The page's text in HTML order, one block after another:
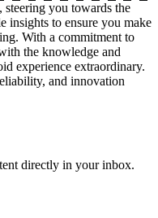
you towards the
insights to ensure you make
With a commitment to
the knowledge and
experience extraordinary.
and innovation
directly in your inbox.